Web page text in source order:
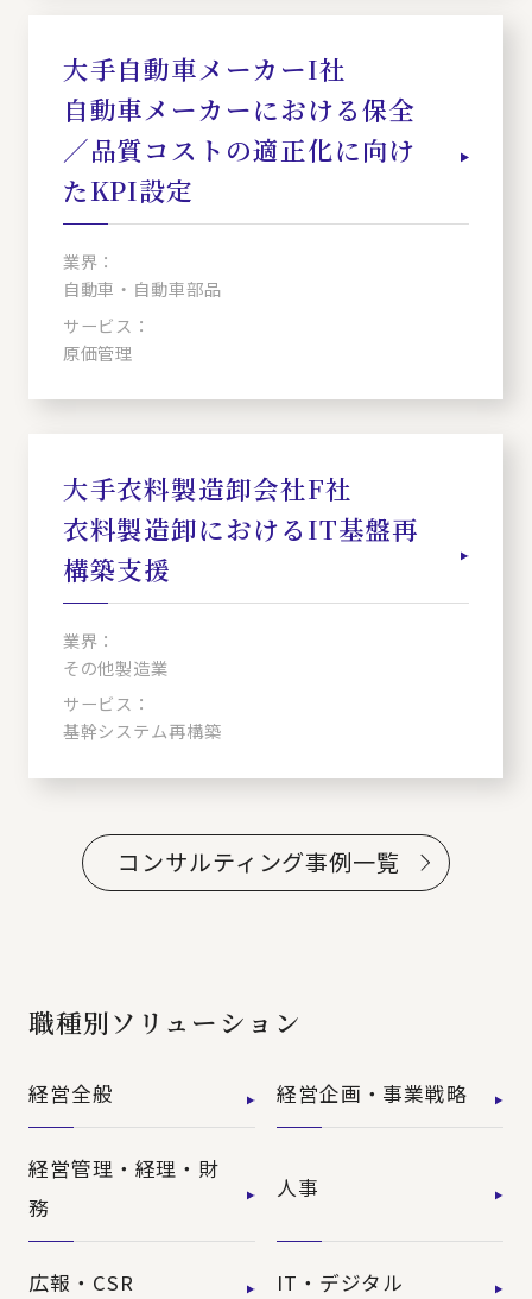
大手自動車メーカーI社
自動車メーカーにおける保全
／品質コストの適正化に向け
たKPI設定
業界：
自動車・自動車部品
サービス：
原価管理
大手衣料製造卸会社F社
衣料製造卸におけるIT基盤再
構築支援
業界：
その他製造業
サービス：
基幹システム再構築
コンサルティング事例一覧
職種別ソリューション
経営全般 経営企画・事業戦略
経営管理・経理・財
務
人事
広報・CSR IT・デジタル